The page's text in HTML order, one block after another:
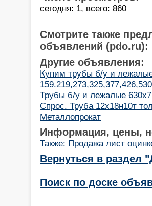
сегодня: 1, всего: 860
Смотрите также
объявлений (pdo.ru):
Другие объявления:
Купим трубы б/у и
Трубы б/у и лежалые
Спрос. Труба 12х18н10т
Металлопрокат
Информация, цены,
Также: Продажа лист
Вернуться в раздел
Поиск по доске